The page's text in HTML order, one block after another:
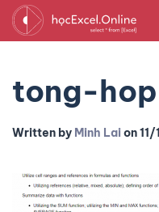
tong-
Written by Minh Laion